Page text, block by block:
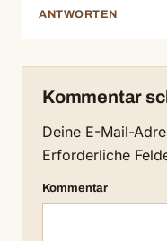
ANTWORTEN
Kommentar
Deine E-Mail-
Erforderliche
Kommentar